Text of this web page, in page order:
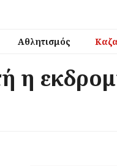
Αθλητισμός
η